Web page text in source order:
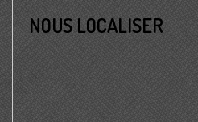
NOUS LOCALISER